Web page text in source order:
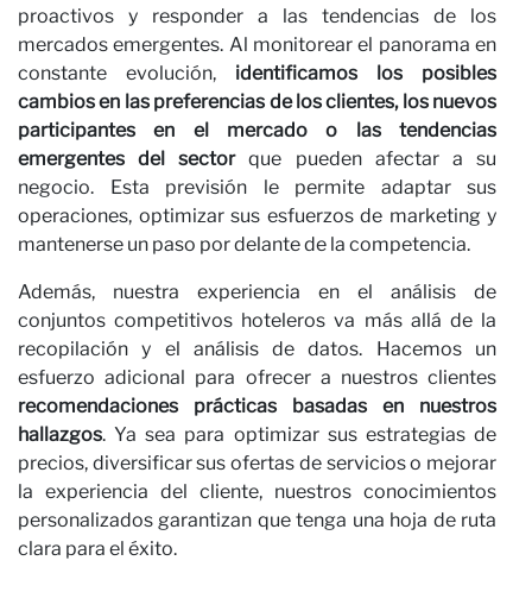
proactivos y responder a las tendencias de los
mercados emergentes. Al monitorear el panorama en
constante evolución, identificamos los posibles
cambios en las preferencias de los clientes, los nuevos
participantes en el mercado o las tendencias
emergentes del sectorque pueden afectar a su
negocio. Esta previsión le permite adaptar sus
operaciones, optimizar sus esfuerzos de marketing y
mantenerse un paso por delante de la competencia.
Además, nuestra experiencia en el análisis de
conjuntos competitivos hoteleros va más allá de la
recopilación y el análisis de datos. Hacemos un
esfuerzo adicional para ofrecer a nuestros clientes
recomendaciones prácticas basadas en nuestros
hallazgos. Ya sea para optimizar sus estrategias de
precios, diversificar sus ofertas de servicios o mejorar
la experiencia del cliente, nuestros conocimientos
personalizados garantizan que tenga una hoja de ruta
clara para el éxito.